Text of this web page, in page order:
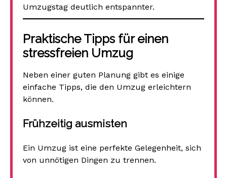
Umzugstag deutlich entspannter.
Praktische Tipps für einen
stressfreien Umzug
Neben einer guten Planung gibt es einige
einfache Tipps, die den Umzug erleichtern
können.
Frühzeitig ausmisten
Ein Umzug ist eine perfekte Gelegenheit, sich
von unnötigen Dingen zu trennen.